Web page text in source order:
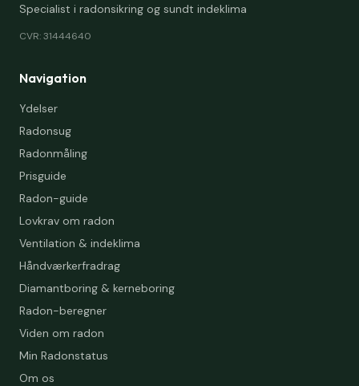
Specialist i radonsikring og sundt indeklima
CVR: 31444640
Navigation
Ydelser
Radonsug
Radonmåling
Prisguide
Radon-guide
Lovkrav om radon
Ventilation & indeklima
Håndværkerfradrag
Diamantboring & kerneboring
Radon-beregner
Viden om radon
Min Radonstatus
Om os